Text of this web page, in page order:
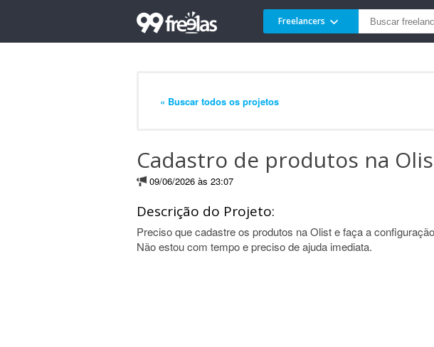
Freelancers
« Buscar todos os projetos
Cadastro de produtos na
09/06/2026 às 23:07
Descrição do Projeto:
Preciso que cadastre os produtos na Olist e faça a
Não estou com tempo e preciso de ajuda imediata.